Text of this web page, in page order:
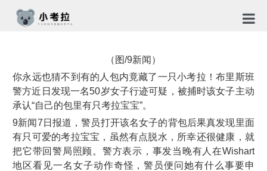
TG社
关于
新闻
免责
（图/9新闻）
你永远也猜不到有的人包内竟藏了一只小考拉！布里斯班
警方近日发现一名50岁女子行迹可疑，被捕时该女子主动
承认“自己的包里有只考拉宝宝”。
9新闻7日报道，警员打开该名女子的背包后果真发现里面
有只可爱的考拉宝宝，虽然有点脱水，所幸还很健康，就
把它带回警局照顾。警方表示，事发当晚有人在Wishart
地区看见一名女子动作奇怪，警员便问她有什么事要申